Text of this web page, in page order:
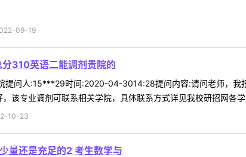
09-19
310英语二能调剂贵院的
提问人:15***29时间:2020-04-3014:28提问内容:请问老师，
该专业调剂可联系相关学院，具体联系方式详见我校研招网各
10-23
量还是充足的2 考生数学与